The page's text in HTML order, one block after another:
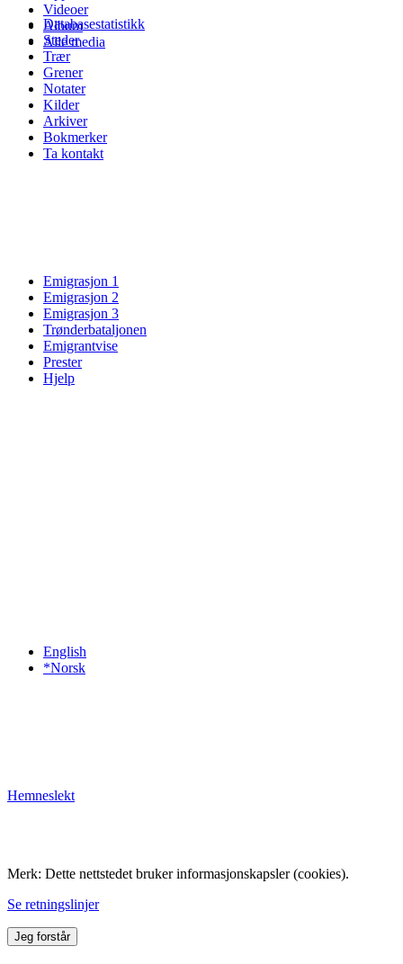
Videoer
Album
Alle media
Databasestatistikk
Steder
Trær
Grener
Notater
Kilder
Arkiver
Bokmerker
Ta kontakt
Emigrasjon 1
Emigrasjon 2
Emigrasjon 3
Trønderbataljonen
Emigrantvise
Prester
Hjelp
English
*Norsk
Hemneslekt
Merk: Dette nettstedet bruker informasjonskapsler (cookies).
Se retningslinjer
Jeg forstår